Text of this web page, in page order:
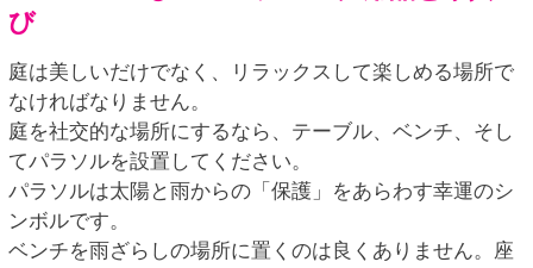
び
庭は美しいだけでなく、リラックスして楽しめる場所で
なければなりません。
庭を社交的な場所にするなら、テーブル、ベンチ、そし
てパラソルを設置してください。
パラソルは太陽と雨からの「保護」をあらわす幸運のシ
ンボルです。
ベンチを雨ざらしの場所に置くのは良くありません。座